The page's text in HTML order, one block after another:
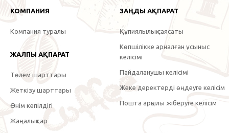
КОМПАНИЯ
Компания туралы
ЖАЛПЫ АҚПАРАТ
Төлем шарттары
Жеткізу шарттары
Өнім кепілдігі
Жаңалықтар
ЗАҢДЫ АҚПАРАТ
Құпиялылық саясаты
Көпшілікке арналған ұсыныс
келісімі
Пайдаланушы келісімі
Жеке деректерді өңдеуге келісім
Пошта арқылы жіберуге келісім